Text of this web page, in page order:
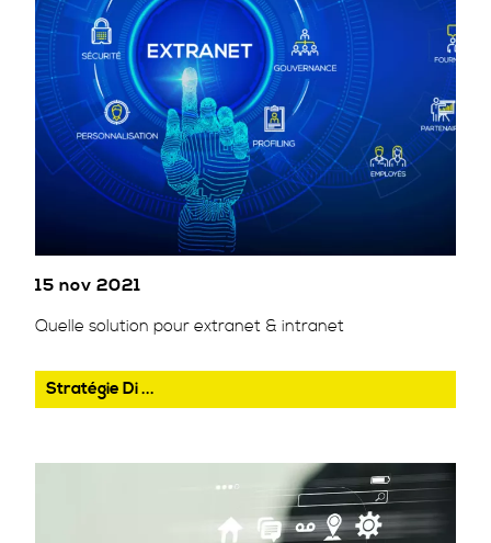
15 nov 2021
Quelle solution pour extranet & intranet
Stratégie Di ...